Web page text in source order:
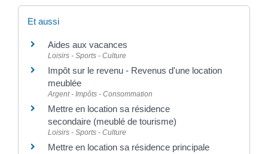
Et aussi
Aides aux vacances
Loisirs - Sports - Culture
Impôt sur le revenu - Revenus d'une location
meublée
Argent - Impôts - Consommation
Mettre en location sa résidence
secondaire (meublé de tourisme)
Loisirs - Sports - Culture
Mettre en location sa résidence principale